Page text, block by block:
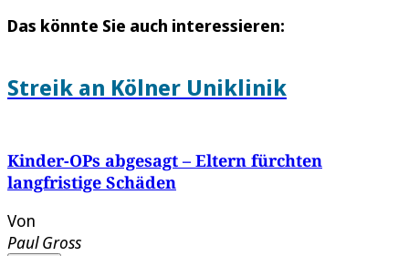
Das könnte Sie auch interessieren:
Streik an Kölner Uniklinik
Kinder-OPs abgesagt – Eltern fürchten
langfristige Schäden
Von
Paul Gross